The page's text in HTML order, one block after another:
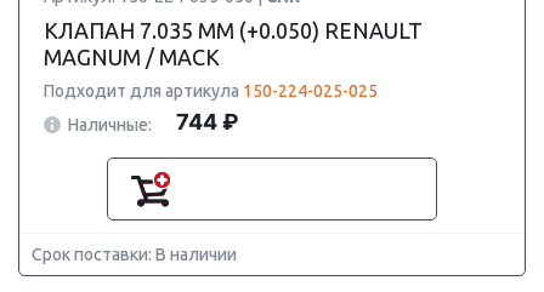
КЛАПАН 7.035 ММ (+0.050) RENAULT
MAGNUM / MACK
Подходит для артикула 150-224-025-025
Наличные:
744 ₽
Срок поставки: В наличии